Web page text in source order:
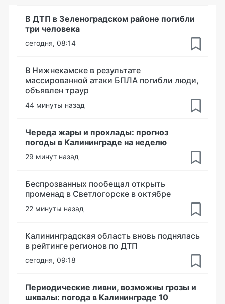
В ДТП в Зеленоградском районе погибли
три человека
сегодня, 08:14
В Нижнекамске в результате
массированной атаки БПЛА погибли люди,
объявлен траур
44 минуты назад
Череда жары и прохлады: прогноз
погоды в Калининграде на неделю
29 минут назад
Беспрозванных пообещал открыть
променад в Светлогорске в октябре
22 минуты назад
Калининградская область вновь поднялась
в рейтинге регионов по ДТП
сегодня, 09:18
Периодические ливни, возможны грозы и
шквалы: погода в Калининграде 10